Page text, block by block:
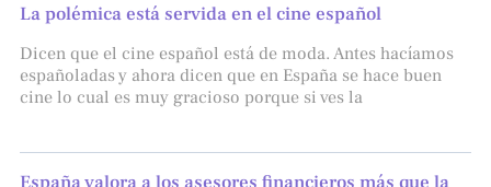
La polémica está servida en el cine español
Dicen que el cine español está de moda. Antes hacíamos
españoladas y ahora dicen que en España se hace buen
cine lo cual es muy gracioso porque si ves la